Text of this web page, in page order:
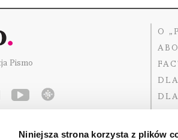
Niniejsza strona korzysta z plików
Pismo
O